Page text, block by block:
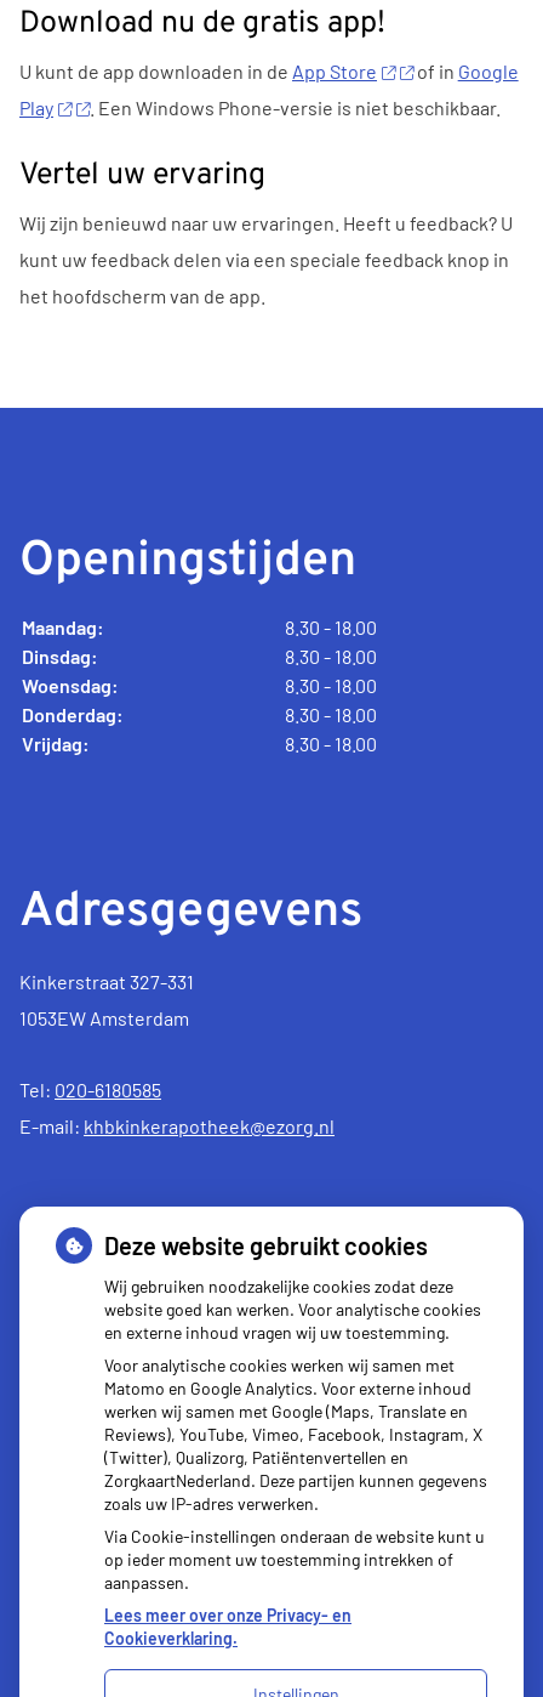
Download nu de gratis app!
U kunt de app downloaden in de App Store of in Google
Play
. Een Windows Phone-versie is niet beschikbaar.
Vertel uw ervaring
Wij zijn benieuwd naar uw ervaringen. Heeft u feedback? U
kunt uw feedback delen via een speciale feedback knop in
het hoofdscherm van de app
Openingstijden
Maandag:
8.30 - 18.00
Dinsdag:
8.30 - 18.00
Woensdag:
8.30 - 18.00
Donderdag:
8.30 - 18.00
Vrijdag:
8.30 - 18.00
Adresgegevens
Kinkerstraat 327-331
1053EW Amsterdam
Tel: 020-6180585
E-mail: khbkinkerapotheek@ezorg.nl
Kijksluiter
Deze website gebruikt cookies
Wij gebruiken noodzakelijke cookies zodat deze
website goed kan werken. Voor analytische cookies
en externe inhoud vragen wij uw toestemming.
Voor analytische cookies werken wij samen met
Matomo en Google Analytics. Voor externe inhoud
werken wij samen met Google (Maps, Translate en
Reviews), YouTube, Vimeo, Facebook, Instagram, X
(Twitter), Qualizorg, Patiëntenvertellen en
ZorgkaartNederland. Deze partijen kunnen gegevens
zoals uw IP-adres verwerken.
Via Cookie-instellingen onderaan de website kunt u
op ieder moment uw toestemming intrekken of
aanpassen.
Lees meer over onze Privacy- en
Cookieverklaring.